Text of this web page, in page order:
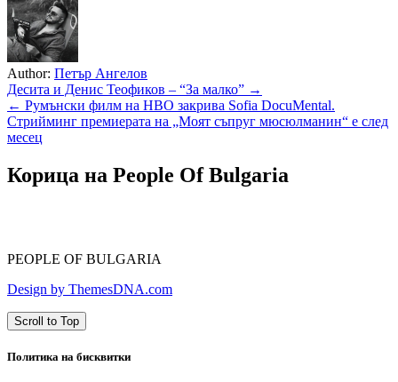
Author: Петър Ангелов
Навигация
Десита и Денис Теофиков – “За малко” →
← Румънски филм на HBO закрива Sofia DocuMental.
Стрийминг премиерата на „Моят съпруг мюсюлманин“ е след
месец
Корица на People Of Bulgaria
PEOPLE OF BULGARIA
Design by ThemesDNA.com
Scroll to Top
Политика на бисквитки